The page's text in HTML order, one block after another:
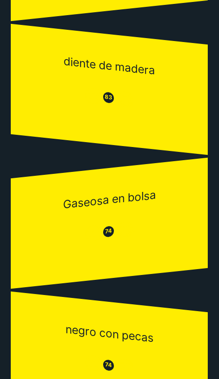
diente de madera
😒83 😂
Gaseosa en bolsa
😒 74 😂
negro con pecas
😒 74 😂